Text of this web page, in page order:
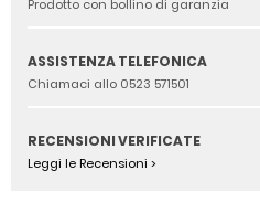
Prodotto con bollino di garanzia
ASSISTENZA TELEFONICA
Chiamaci allo 0523 571501
RECENSIONI VERIFICATE
Leggi le Recensioni >